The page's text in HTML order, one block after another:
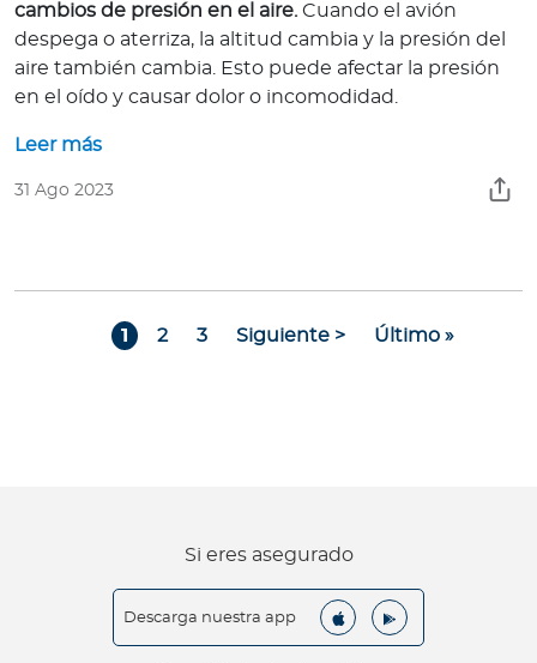
cambios de presión en el aire. Cuando el avión
despega o aterriza, la altitud cambia y la presión del
aire también cambia. Esto puede afectar la presión
en el oído y causar dolor o incomodidad.
Leer más
31 Ago 2023
Page
1 Page
2 Page
3 Siguiente página
Siguiente > Última página
Último »
Si eres asegurado
Descarga nuestra app